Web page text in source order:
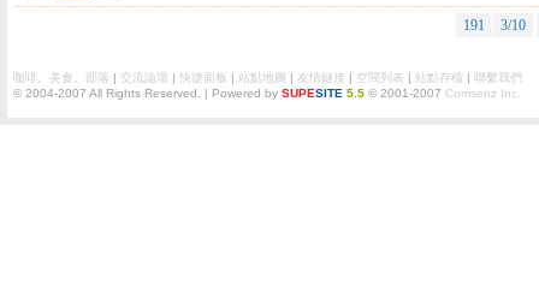
191 3/10
咖啡。美食。部落 | 交流論壇 | 快捷面板 | 站點地圖 | 友情鏈接 | 空間列表 | 站點存檔 | 聯繫我們
© 2004-2007 All Rights Reserved. | Powered by SUPESITE 5.5 © 2001-2007 Comsenz Inc.